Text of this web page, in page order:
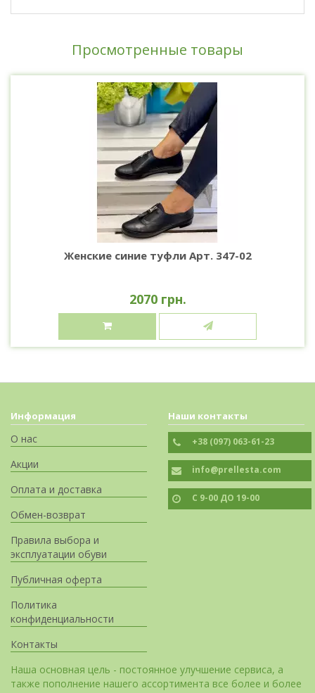
Просмотренные товары
Женские синие туфли Арт. 347-02
2070 грн.
Информация
О нас
Акции
Оплата и доставка
Обмен-возврат
Правила выбора и
эксплуатации обуви
Публичная оферта
Политика
конфиденциальности
Контакты
Наши контакты
+38 (097) 063-61-23
info@prellesta.com
С 9-00 ДО 19-00
Наша основная цель - постоянное улучшение сервиса, а
также пополнение нашего ассортимента все более и более